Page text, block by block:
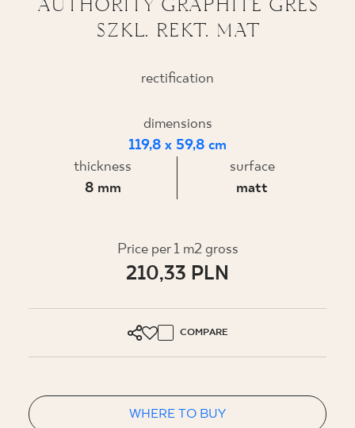
WHERE TO BUY
ABOUT US
MY PROFILE
EN SK DE UK
SZKL. REKT. MAT
rectification
dimensions
119,8 x 59,8 cm
thickness
8 mm
surface
matt
Price per 1 m2 gross
210,33 PLN
COMPARE
WHERE TO BUY